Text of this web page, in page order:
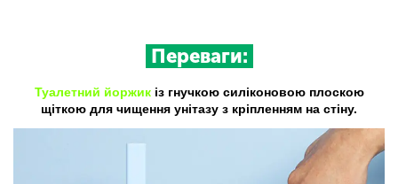
Переваги:
Туалетний йоржикіз гнучкою силіконовою плоскою
щіткою для чищення унітазу з кріпленням на стіну.